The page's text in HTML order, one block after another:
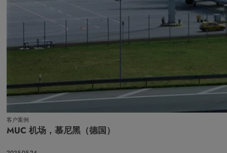
客户案例
MUC 机场，慕尼黑（德国）